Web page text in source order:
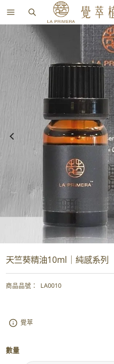
天竺葵精油10ml｜純感系列
商品品號 ： LA0010
覺萃
數量